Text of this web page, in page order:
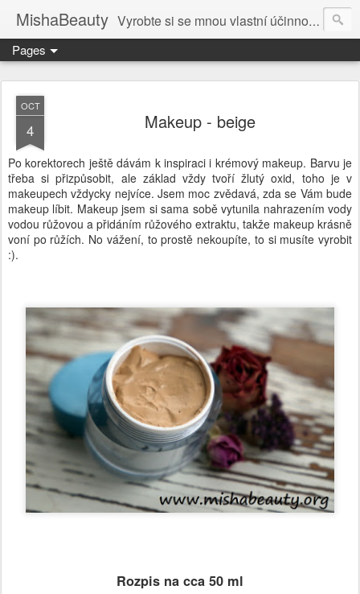
MishaBeauty Vyrobte si se mnou vlastní účinnou kosmetiku. Návody pre výrobu vlastnej kozmetiky.
Pages
OCT
4 Makeup - beige
Po korektorech ještě dávám k inspiraci i krémový makeup. Barvu je
třeba si přizpůsobit, ale základ vždy tvoří žlutý oxid, toho je v
makeupech vždycky nejvíce. Jsem moc zvědavá, zda se Vám bude
makeup líbit. Makeup jsem si sama sobě vytunila nahrazením vody
vodou růžovou a přidáním růžového extraktu, takže makeup krásně
voní po růžích. No vážení, to prostě nekoupíte, to si musíte vyrobit
:).
Rozpis na cca 50 ml